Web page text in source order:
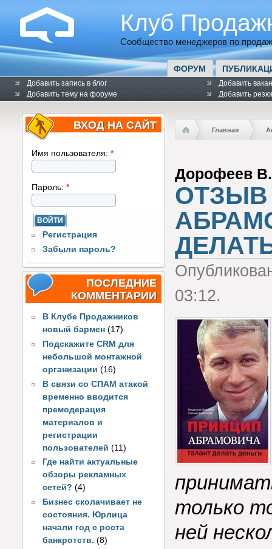
Клуб
Сообщество менеджеров по
ФОРУМ
Добавить запись в блог
Добавить тему на форуме
Добавить
Добавить
ВХОД НА САЙТ
Имя пользователя: *
Пароль: *
Регистрация
Забыли пароль?
ПОСЛЕДНИЕ
КОММЕНТАРИИ
В Клубе Продажников
новый бармен (17)
Подскажите CRM для
небольшой монтажной
организации (16)
В связи со СПАМ атакой
временно вводится
премодерация
материалов и
регистрации
пользователей(11)
Где найти актуальные
обзоры рекламных
сетей? (4)
Бизнес сколачивает не
состояния. Юрлица
начали год с роста
банкротств. (8)
Главная
Дорофеев
ОТЗЫВ
03:12.
только
ней